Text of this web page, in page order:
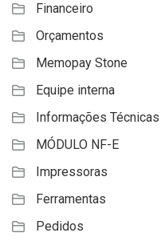
Financeiro
Orçamentos
Memopay Stone
Equipe interna
Informações Técnicas
MÓDULO NF-E
Impressoras
Ferramentas
Pedidos